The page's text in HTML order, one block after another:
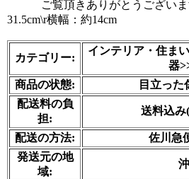
31.5cm\r横幅：約14cm
カテゴリー:
インテリア・住ま
器
商品の状態:
目立った
配送料の負
担:
送料込み
配送の方法:
佐川急
発送元の地
域: